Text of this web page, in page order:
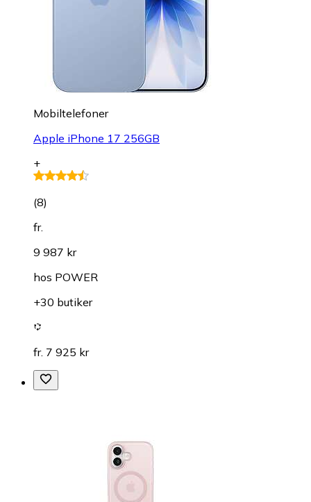
Mobiltelefoner
Apple iPhone 17 256GB
+
(8)
fr.
9 987 kr
hos POWER
+30 butiker
fr. 7 925 kr